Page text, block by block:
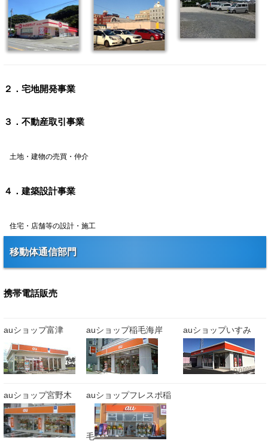
２．宅地開発事業
３．不動産取引事業
土地・建物の売買・仲介
４．建築設計事業
住宅・店舗等の設計・施工
移動体通信部門
携帯電話販売
auショップ富津 auショップ稲毛海岸 auショップいすみ
auショップ宮野木 auショップフレスポ稲
毛